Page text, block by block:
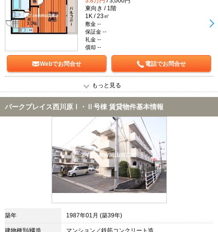
東向き / 1階
1K / 23㎡
敷金 --
保証金 --
礼金 --
償却 --
Webでお問合せ 電話でお問合せ
もっと見る
パークプレイス西川原Ⅰ・Ⅱ号棟 賃貸物件基本情報
築年 1987年01月 (築39年)
建物種別/構造 マンション／鉄筋コンクリート造